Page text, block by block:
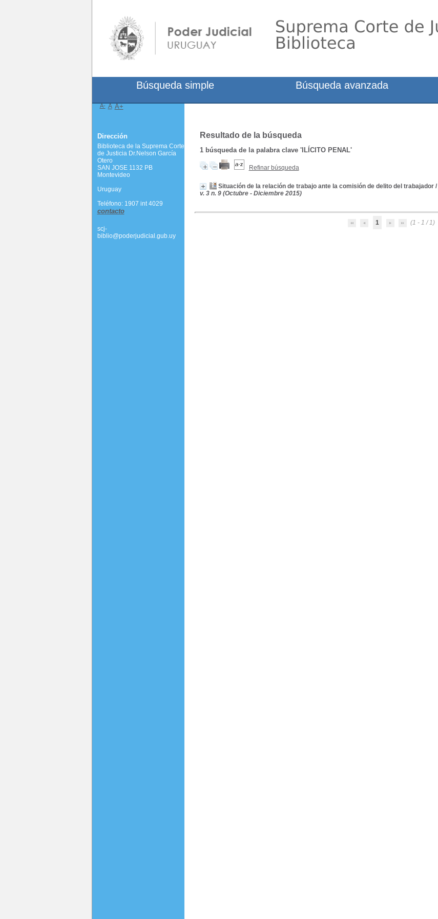
Resultado de la búsqueda
1búsqueda de la palabra clave 'ILÍCITO PENAL'
Refinar búsqueda
Situación de la relación de trabajo ante la comisión de delito del trabajador/
v. 3 n. 9 (Octubre - Diciembre 2015)
1 (1 - 1 / 1)
Búsqueda simple Búsqueda avanzada
A- A A+
Dirección
Biblioteca de la Suprema Corte
de Justicia Dr.Nelson García
Otero
SAN JOSE 1132 PB
Montevideo
Uruguay
Teléfono: 1907 int 4029
contacto
scj-
biblio@poderjudicial.gub.uy